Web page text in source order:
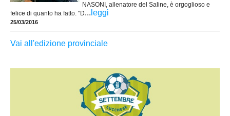
NASONI, allenatore del Saline, è orgoglioso e
felice di quanto ha fatto. "D... leggi
25/03/2016
Vai all'edizione provinciale